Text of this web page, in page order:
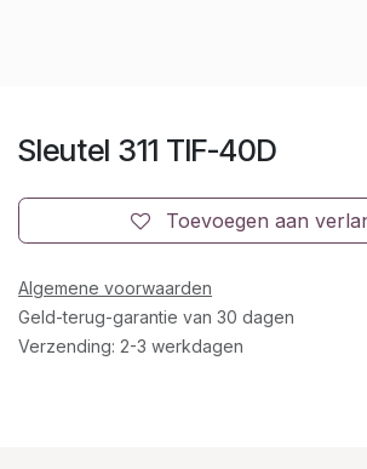
Sleutel 311 TIF-40D
Toevoegen aan
Algemene voorwaarden
Geld-terug-garantie van 30 dagen
Verzending: 2-3 werkdagen